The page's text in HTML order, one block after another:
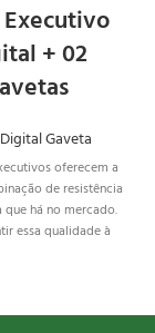
+ 02
Gaveta
oferecem a
de resistência
que há no mercado.
essa qualidade à
o armazenamento